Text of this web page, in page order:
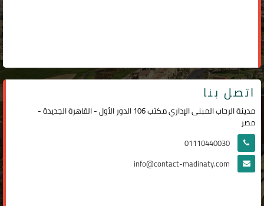
اتصل بنا
مدينة الرحاب المبنى الإداري مكتب 106 الدور الأول - القاهرة الجديدة -
مصر
01110440030
info@contact-madinaty.com